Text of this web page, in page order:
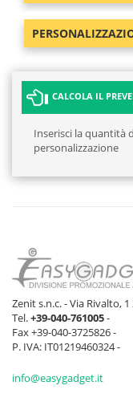
CALCOLA IL
Inserisci la quantità
personalizzazione
Zenit s.n.c. - Via Rivalto, 1
Tel.+39-040-761005-
Fax +39-040-3725826 -
P. IVA: IT01219460324 -
info@easygadget.it